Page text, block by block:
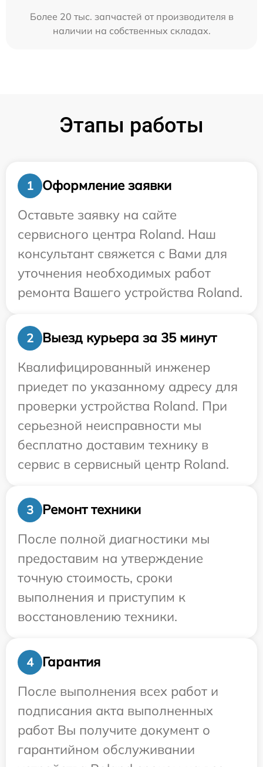
Более 20 тыс. запчастей от производителя в
наличии на собственных складах.
Этапы работы
1
Оформление заявки
Оставьте заявку на сайте
сервисного центра Roland. Наш
консультант свяжется с Вами для
уточнения необходимых работ
ремонта Вашего устройства Roland.
2
Выезд курьера за 35 минут
Квалифицированный инженер
приедет по указанному адресу для
проверки устройства Roland. При
серьезной неисправности мы
бесплатно доставим технику в
сервис в сервисный центр Roland.
3
Ремонт техники
После полной диагностики мы
предоставим на утверждение
точную стоимость, сроки
выполнения и приступим к
восстановлению техники.
4
Гарантия
После выполнения всех работ и
подписания акта выполненных
работ Вы получите документ о
гарантийном обслуживании